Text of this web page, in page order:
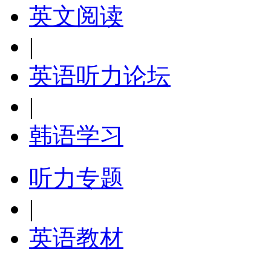
英文阅读
|
英语听力论坛
|
韩语学习
听力专题
|
英语教材